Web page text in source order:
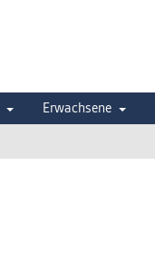
Erwachsene